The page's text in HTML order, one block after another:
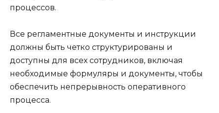
процессов.
Все регламентные документы и инструкции
должны быть четко структурированы и
доступны для всех сотрудников, включая
необходимые формуляры и документы, чтобы
обеспечить непрерывность оперативного
процесса.